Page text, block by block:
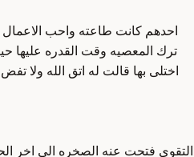
احدهم كانت طاعته واحب الاعمال
ترك المعصيه وقت القدره عليها
اختلى بها قالت له اتق الله ولا
التقوى فتحت عنه الصخره الى اخر